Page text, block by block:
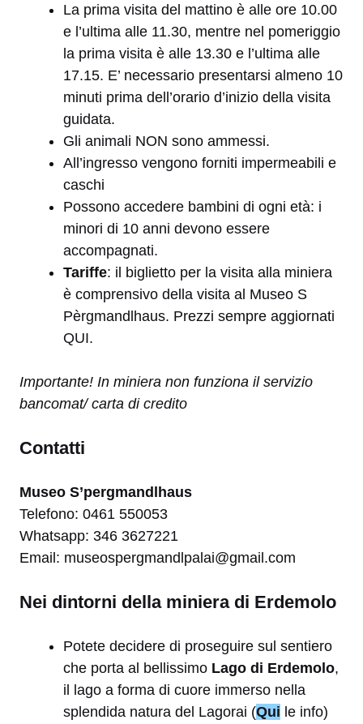
La prima visita del mattino è alle ore 10.00
e l’ultima alle 11.30, mentre nel pomeriggio
la prima visita è alle 13.30 e l’ultima alle
17.15. E’ necessario presentarsi almeno 10
minuti prima dell’orario d’inizio della visita
guidata.
Gli animali NON sono ammessi.
All’ingresso vengono forniti impermeabili e
caschi
Possono accedere bambini di ogni età: i
minori di 10 anni devono essere
accompagnati.
Tariffe: il biglietto per la visita alla miniera
è comprensivo della visita al Museo S
Pèrgmandlhaus. Prezzi sempre aggiornati
QUI.
Importante! In miniera non funziona il servizio
bancomat/ carta di credito
Contatti
Museo S’pergmandlhaus
Telefono: 0461 550053
Whatsapp: 346 3627221
Email: museospergmandlpalai@gmail.com
Nei dintorni della miniera di Erdemolo
Potete decidere di proseguire sul sentiero
che porta al bellissimo Lago di Erdemolo,
il lago a forma di cuore immerso nella
splendida natura del Lagorai (Qui le info)